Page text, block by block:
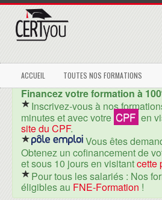
ACCUEIL TOUTES NOS FORMATIONS
Financez votre formation à
Inscrivez-vous à nos
minutes et avec votre CPF en
site du CPF.
Vous êtes
Obtenez un cofinancement de
et sous 10 jours en visitantcette
Pour tous les salariés : Nos
éligibles au FNE-Formation !